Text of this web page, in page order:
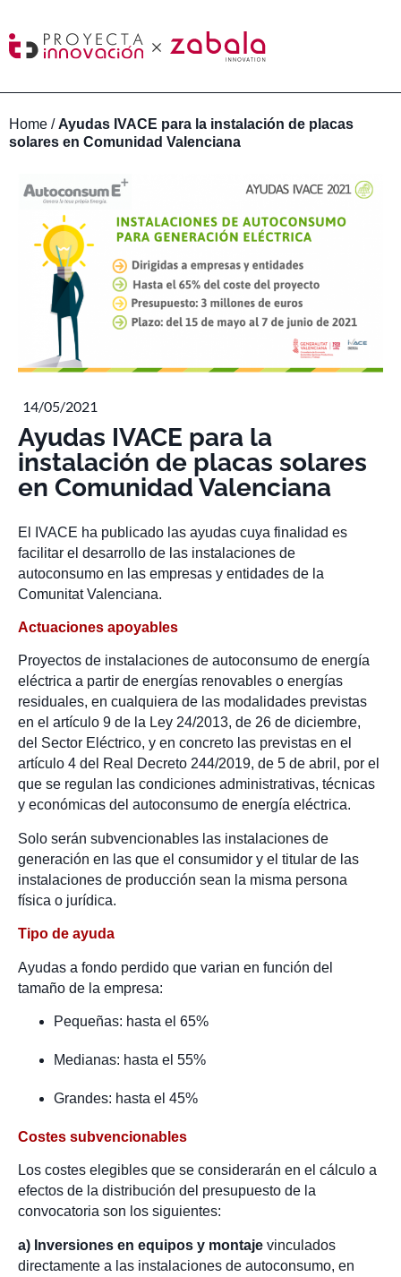
Home / Ayudas IVACE para la instalación de placas
solares en Comunidad Valenciana
14/05/2021
Ayudas IVACE para la
instalación de placas solares
en Comunidad Valenciana
El IVACE ha publicado las ayudas cuya finalidad es
facilitar el desarrollo de las instalaciones de
autoconsumo en las empresas y entidades de la
Comunitat Valenciana.
Actuaciones apoyables
Proyectos de instalaciones de autoconsumo de energía
eléctrica a partir de energías renovables o energías
residuales, en cualquiera de las modalidades previstas
en el artículo 9 de la Ley 24/2013, de 26 de diciembre,
del Sector Eléctrico, y en concreto las previstas en el
artículo 4 del Real Decreto 244/2019, de 5 de abril, por el
que se regulan las condiciones administrativas, técnicas
y económicas del autoconsumo de energía eléctrica.
Solo serán subvencionables las instalaciones de
generación en las que el consumidor y el titular de las
instalaciones de producción sean la misma persona
física o jurídica.
Tipo de ayuda
Ayudas a fondo perdido que varian en función del
tamaño de la empresa:
Pequeñas: hasta el 65%
Medianas: hasta el 55%
Grandes: hasta el 45%
Costes subvencionables
Los costes elegibles que se considerarán en el cálculo a
efectos de la distribución del presupuesto de la
convocatoria son los siguientes:
a) Inversiones en equipos y montaje vinculados
directamente a las instalaciones de autoconsumo, en